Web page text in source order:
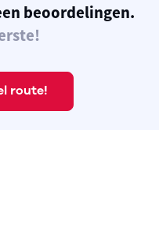
beoordelingen.
route!